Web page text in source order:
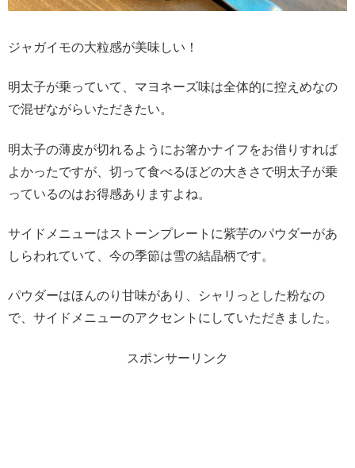
ジャガイモの大粒感が美味しい！
明太子が乗っていて、マヨネーズ味は全体的に控えめなの
で混ぜながらいただきたい。
明太子の薄皮が切れるようにお箸かナイフをお借りすれば
よかったですが、切って食べるほどの大きさで明太子が乗
っているのはお得感ありますよね。
サイドメニューはストーンプレートに紫芋のパウダーがあ
しらわれていて、今の季節は雪の結晶柄です。
パウダーはほんのり甘味があり、シャリっとした粉なの
で、サイドメニューのアクセントにしていただきました。
スポンサーリンク